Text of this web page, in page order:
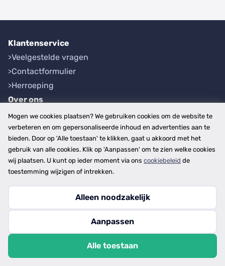
Klantenservice
Veelgestelde vragen
Contactformulier
Herroeping
Over ons
Bedrijfsgegevens
Werkwijze
Overzichten
Plaatsen
Provincies
Copyright © 2026
privacy- en cookiebeleid
Mogen we cookies plaatsen? We gebruiken cookies om de website te
verbeteren en om gepersonaliseerde inhoud en advertenties aan te
bieden. Door op 'Alle toestaan' te klikken, gaat u akkoord met het
gebruik van alle cookies. Klik op 'Aanpassen' om te zien welke cookies
wij plaatsen. U kunt op ieder moment via ons cookiebeleid de
toestemming wijzigen of intrekken.
Alleen noodzakelijk
Aanpassen
Alle toestaan